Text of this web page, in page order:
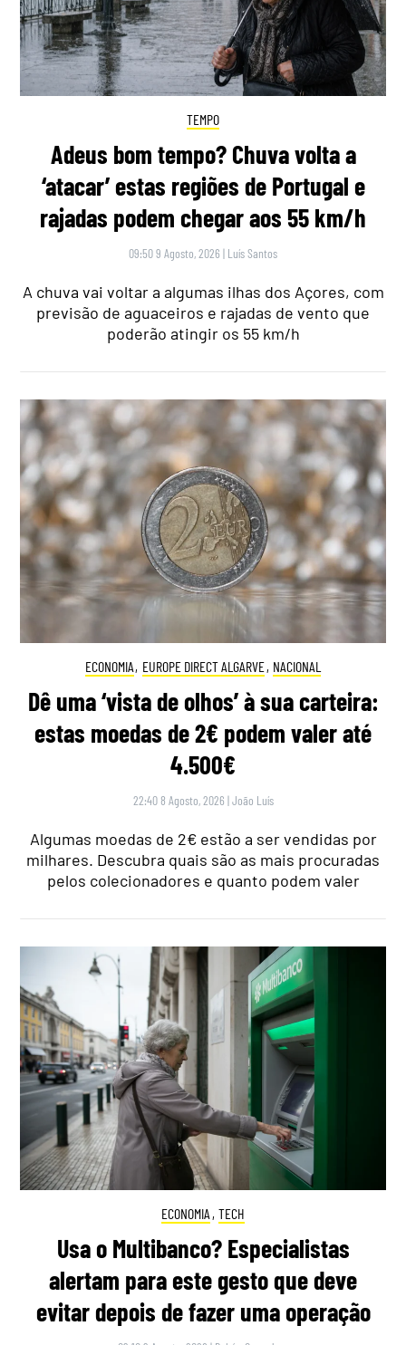
TEMPO
Adeus bom tempo? Chuva volta a
‘atacar’ estas regiões de Portugal e
rajadas podem chegar aos 55 km/h
09:50 9 Agosto, 2026 | Luís Santos
A chuva vai voltar a algumas ilhas dos Açores, com
previsão de aguaceiros e rajadas de vento que
poderão atingir os 55 km/h
ECONOMIA, EUROPE DIRECT ALGARVE, NACIONAL
Dê uma ‘vista de olhos’ à sua carteira:
estas moedas de 2€ podem valer até
4.500€
22:40 8 Agosto, 2026 |João Luís
Algumas moedas de 2€ estão a ser vendidas por
milhares. Descubra quais são as mais procuradas
pelos colecionadores e quanto podem valer
ECONOMIA , TECH
Usa o Multibanco? Especialistas
alertam para este gesto que deve
evitar depois de fazer uma operação